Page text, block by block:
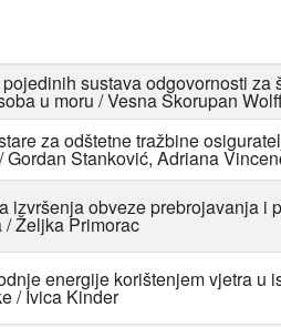
sustava odgovornosti za
u moru / Vesna Skorupan
za odštetne tražbine
Stanković, Adriana
izvršenja obveze prebrojavanja i
Željka Primorac
energije korištenjem vjetra u
/ Ivica Kinder